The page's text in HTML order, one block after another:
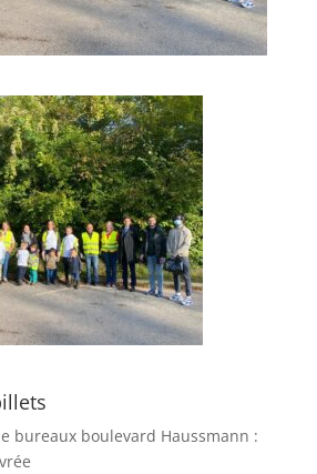
bureaux boulevard Haussmann :